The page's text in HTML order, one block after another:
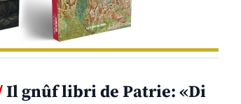
Il gnûf libri de Patrie: «Di